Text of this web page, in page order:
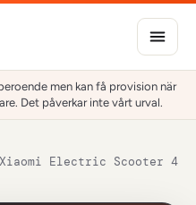
men kan få provision när
Det påverkar inte vårt urval.
Xiaomi Electric Scooter 4